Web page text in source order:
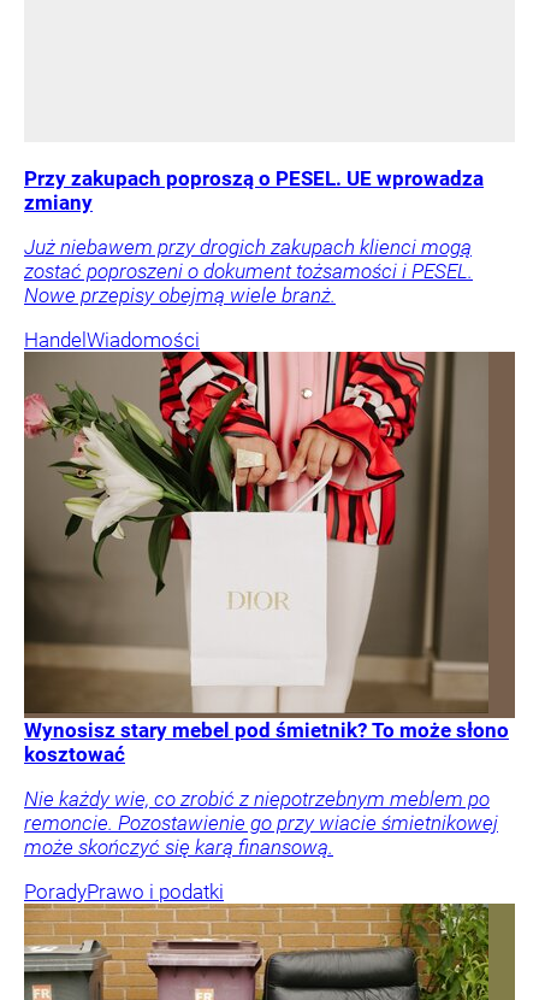
Przy zakupach poproszą o PESEL. UE wprowadza
zmiany
Już niebawem przy drogich zakupach klienci mogą
zostać poproszeni o dokument tożsamości i PESEL.
Nowe przepisy obejmą wiele branż.
HandelWiadomości
Wynosisz stary mebel pod śmietnik? To może słono
kosztować
Nie każdy wie, co zrobić z niepotrzebnym meblem po
remoncie. Pozostawienie go przy wiacie śmietnikowej
może skończyć się karą finansową.
PoradyPrawo i podatki